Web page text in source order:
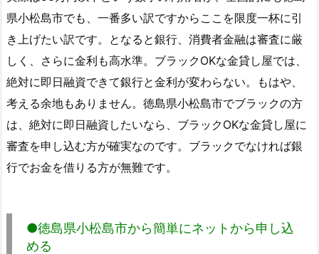
県小松島市でも、一番多い訳ですからここを限度一杯に引
き上げたい訳です。となると銀行、消費者金融は審査に厳
しく、さらに金利も高水準。ブラックOKな金貸し屋では、
絶対に即日融資できて銀行と金利が変わらない。もはや、
考える余地もありません。徳島県小松島市でブラックの方
は、絶対に即日融資したいなら、ブラックOKな金貸し屋に
審査を申し込む方が確実なのです。ブラックでなければ銀
行でお金を借りる方が無難です。
●徳島県小松島市から簡単にネットから申し込
める